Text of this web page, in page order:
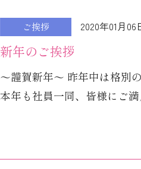
ご挨拶 2020年01月06
新年のご挨拶
～謹賀新年～ 昨年中は格別
本年も社員一同、皆様にご満